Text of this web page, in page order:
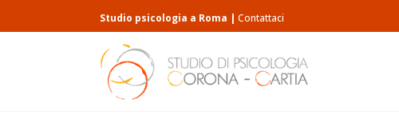
Studio psicologia a Roma | Contattaci